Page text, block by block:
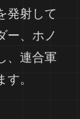
発射して
ー、ホノ
、連合軍
。